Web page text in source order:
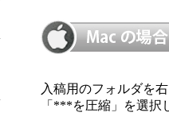
入稿用のフォルダを
「***を圧縮」を選択